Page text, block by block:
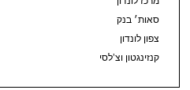
סאות׳ בנק
צפון לונדון
קנזינגטון וצ’לסי